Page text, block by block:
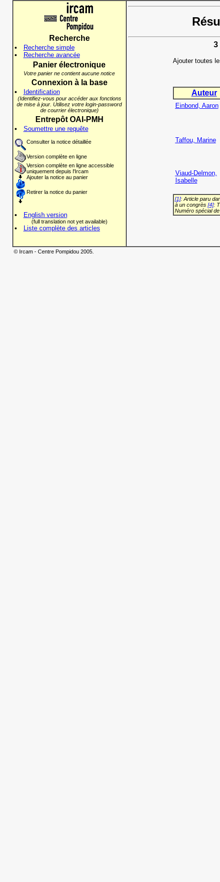
Recherche
Recherche simple
Recherche avancée
Panier électronique
Votre panier ne contient aucune notice
Connexion à la base
Identification
(Identifiez-vous pour accéder aux fonctions
de mise à jour. Utilisez votre login-password
de courrier électronique)
Entrepôt OAI-PMH
Soumettre une requête
Consulter la notice détaillée
Version complète en ligne
Version complète en ligne accessible
uniquement depuis l'Ircam
Ajouter la notice au panier
Retirer la notice du panier
English version
(full translation not yet available)
Liste complète des articles
3
Ajouter toutes
Auteur
Einbond, Aaron
Taffou, Marine
Viaud-Delmon,
Isabelle
[1]: Article paru
à un congrès [4]:
Numéro spécial
© Ircam - Centre Pompidou 2005.